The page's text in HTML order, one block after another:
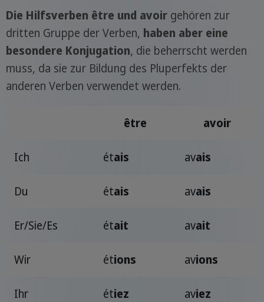
Die Hilfsverben être und avoirgehören zur
dritten Gruppe der Verben, haben aber eine
besondere Konjugation, die beherrscht werden
muss, da sie zur Bildung des Pluperfekts der
anderen Verben verwendet werden.
être avoir
Ich étais avais
Du étais avais
Er/Sie/Es était avait
Wir étions avions
Ihr étiez aviez